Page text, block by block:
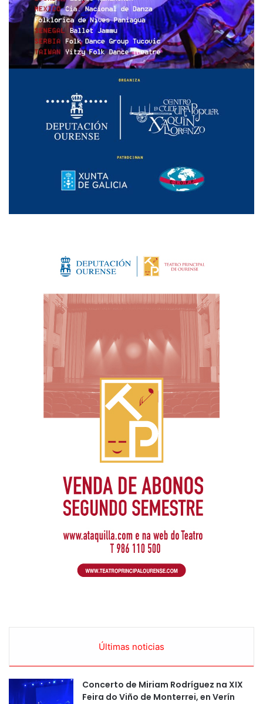
Últimas noticias
Concerto de Miriam Rodríguez na XIX
Feira do Viño de Monterrei, en Verín